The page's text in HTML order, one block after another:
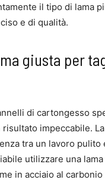
il tipo di lama
e di qualità.
giusta per
di cartongesso
impeccabile.
tra un lavoro
utilizzare una
in acciaio al